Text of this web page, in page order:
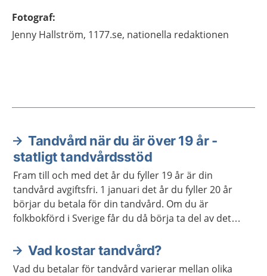
Fotograf:
Jenny Hallström, 1177.se, nationella redaktionen
Aktuella artiklar
Tandvård när du är över 19 år -
statligt tandvårdsstöd
Fram till och med det år du fyller 19 år är din
tandvård avgiftsfri. 1 januari det år du fyller 20 år
börjar du betala för din tandvård. Om du är
folkbokförd i Sverige får du då börja ta del av det
Vad kostar tandvård?
Vad du betalar för tandvård varierar mellan olika